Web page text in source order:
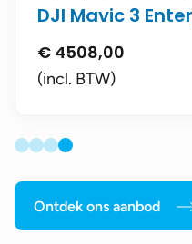
DJI Mavic 3
€ 4508,00
(incl. BTW)
Ontdek ons aanbod